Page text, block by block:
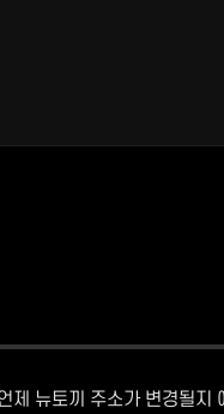
뉴토끼 주소가 변경될지